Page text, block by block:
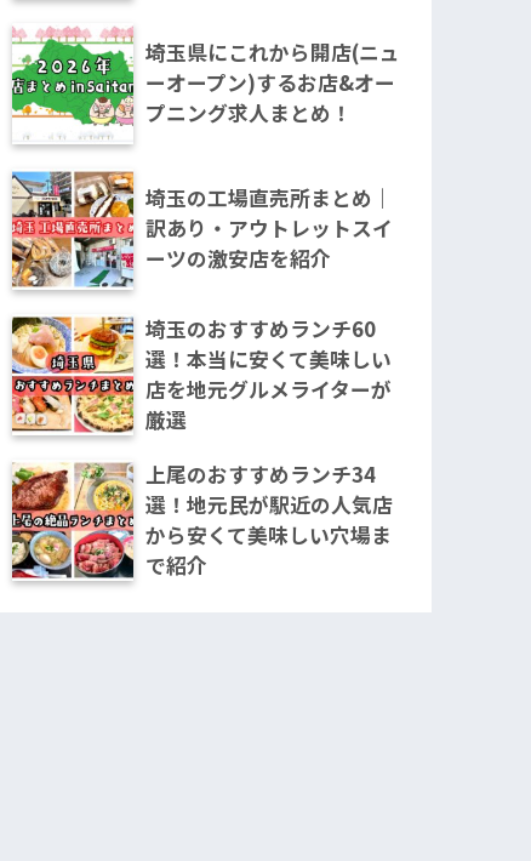
埼玉県にこれから開店(ニュ
ーオープン)するお店&オー
プニング求人まとめ！
埼玉の工場直売所まとめ｜
訳あり・アウトレットスイ
ーツの激安店を紹介
埼玉のおすすめランチ60
選！本当に安くて美味しい
店を地元グルメライターが
厳選
上尾のおすすめランチ34
選！地元民が駅近の人気店
から安くて美味しい穴場ま
で紹介